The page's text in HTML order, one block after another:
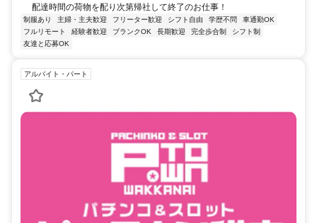
配達時間の荷物を配り次第帰社して終了のお仕事！
制服あり 主婦・主夫歓迎 フリーター歓迎 シフト自由 学歴不問
車通勤OK
フルリモート
経験者歓迎 ブランクOK 長期歓迎 完全歩合制
シフト制
友達と応募OK
アルバイト・パート